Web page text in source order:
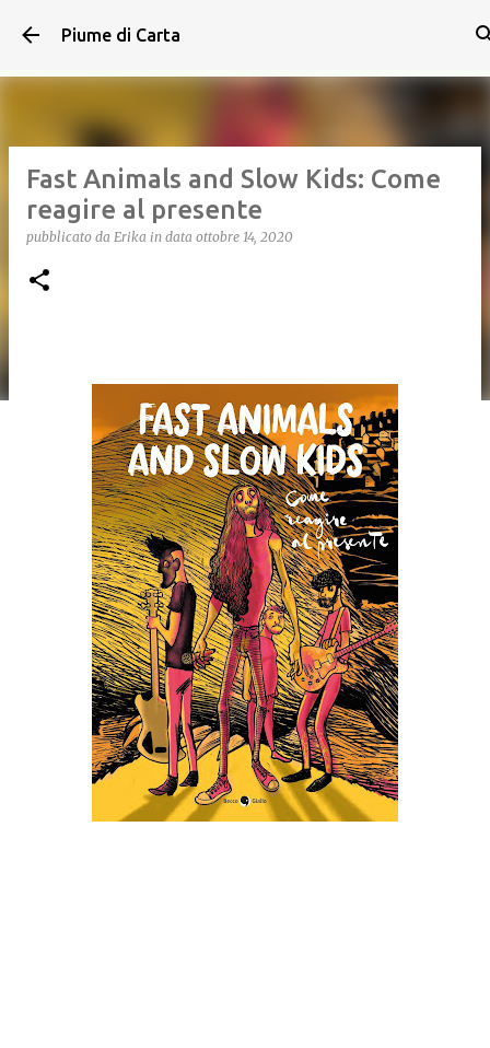
Passa ai contenuti principali
Piume di Carta
Fast Animals and Slow Kids: Come
reagire al presente
pubblicato da Erika in data ottobre 14, 2020